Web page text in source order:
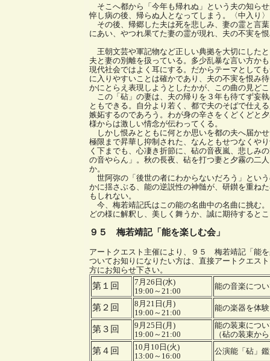
そこへ都から「今年も帰れぬ」という夫の知ら
悴し病の後、帰らぬ人となってしまう。〈中入り〉
その後、帰郷した夫は死を悲しみ、妻の霊と言
にあい、やつれ果てた妻の霊が現れ、夫の不実を
王朝文芸や軍記物など正しい典拠を大切にした
夫と妻の別離を扱っている。多少乱暴な言い方か
現代社会ではよく耳にする。だからテーマとして
に入りやすいことは確かであり、夫の不実を恨み
かにとらえ表現しようとしたかが、この曲の見ど
この「砧」の妻は、夫の帰りを３年も待てず妄
ともできる。自分より若く、都で夫のそばで仕え
嫉妬するのであろう。わが身の辛さをくどくどと
様からは激しい情念が伝わってくる。
しかし恨みとともに何とか思いを都の夫へ届か
極限まで昇華し抑制された、なんともせつなくや
く下までも、心凄き折節に、砧の音夜嵐、悲しみ
の音やらん」。秋の長夜、砧を打つ妻と夕霧の二
か。
世阿弥の「後世の者にわからないだろう」とい
かに揺さぶる、能の逆説性の神髄が、研鑚を重ね
もしれない。
今、梅若靖記氏はこの能の名曲中の名曲に挑む
どの様に解釈し、美しく舞うか、誠に期待すると
９５ 梅若靖記「能を楽しむ会」
アートクエスト主催により、９５ 梅若靖記「能
ついてお知りになりたい方は、直接アートクエス
方にお知らせ下さい。
第１回
7月26日(水)
19:00～21:00
能の音楽につ
第２回
8月21日(月)
19:00～21:00
能の楽器を体
第３回
9月25日(月)
19:00～21:00
能の装束につ
（砧の装束か
第４回
10月10日(火)
13:00～16:00
公演能「砧」